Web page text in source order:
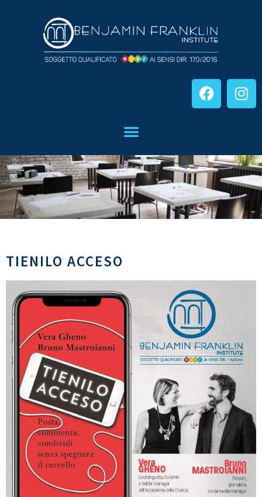
TIENILO ACCESO